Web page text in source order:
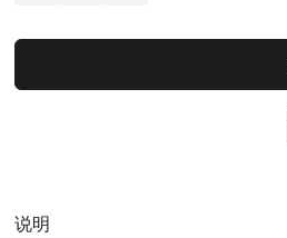
说明